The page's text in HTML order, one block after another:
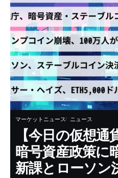
マーケットニュース ニュース
【今日の仮想
暗号資産政策
新課とローソン